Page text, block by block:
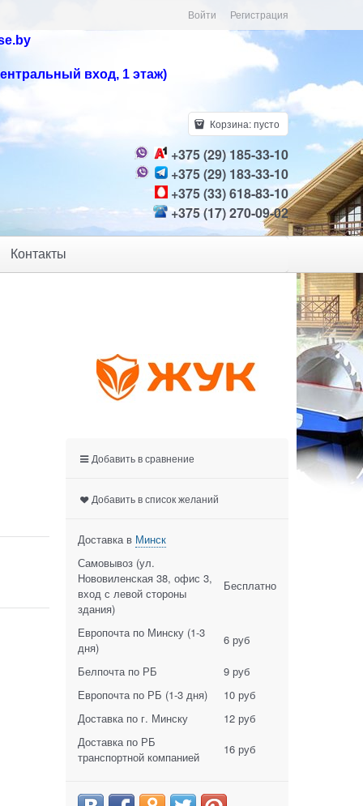
Войти
Регистрация
вход, 1 этаж)
Корзина:пусто
+375 (29) 185-33-10
+375 (29) 183-33-10
+375 (33) 618-83-10
+375 (17) 270-09-02
Контакты
Добавить в сравнение
Добавить в список желаний
Доставка в Минск
Самовывоз (ул.
Нововиленская 38, офис 3,
вход с левой стороны
здания)
Бесплатно
Европочта по Минску (1-3
дня)
6 руб
Белпочта по РБ
9 руб
Европочта по РБ (1-3 дня)
10 руб
Доставка по г. Минску
12 руб
Доставка по РБ
транспортной компанией
16 руб